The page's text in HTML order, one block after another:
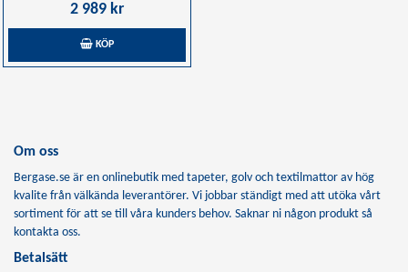
2 989 kr
KÖP
Om oss
Bergase.se är en onlinebutik med tapeter, golv och textilmattor av hög
kvalite från välkända leverantörer. Vi jobbar ständigt med att utöka vårt
sortiment för att se till våra kunders behov. Saknar ni någon produkt så
kontakta oss.
Betalsätt